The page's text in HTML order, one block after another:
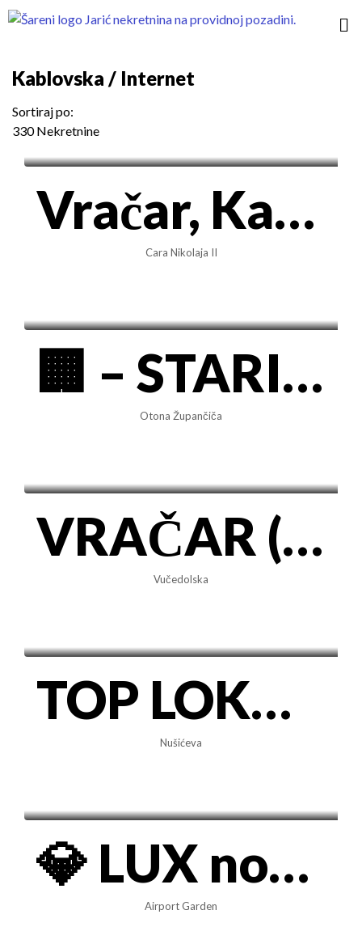
Kablovska / Internet
330 Nekretnine
Sortiraj po:
1.400€/mes
Vračar, Kalenić – 85m² oaza sa panoramskim pogledom i visokim plafonima
Cara Nikolaja II
🏢 – STARI MERKATOR • Prelep, renoviran 1.0 stan 43m² • Lođa, Niski troškovi
Otona Župančiča
VRAČAR (Crveni krst) – Namešten 1.5 stan, 45m2 (Vučedolska) • ID JN000508🚀
Vučedolska
TOP LOKACIJA sa parkingom! Nušićeva, renoviran 1.5 stan kod Doma omladine
Nušićeva
💎 LUX novogradnja u Airport Garden-u | 33m² | Blok 65
Airport Garden